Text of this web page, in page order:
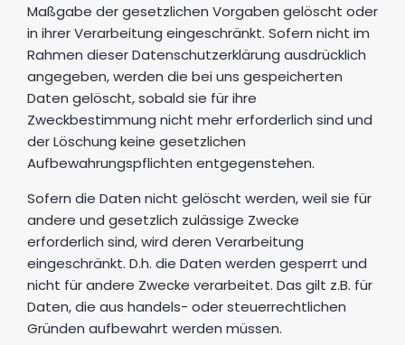
Maßgabe der gesetzlichen Vorgaben gelöscht oder
in ihrer Verarbeitung eingeschränkt. Sofern nicht im
Rahmen dieser Datenschutzerklärung ausdrücklich
angegeben, werden die bei uns gespeicherten
Daten gelöscht, sobald sie für ihre
Zweckbestimmung nicht mehr erforderlich sind und
der Löschung keine gesetzlichen
Aufbewahrungspflichten entgegenstehen.
Sofern die Daten nicht gelöscht werden, weil sie für
andere und gesetzlich zulässige Zwecke
erforderlich sind, wird deren Verarbeitung
eingeschränkt. D.h. die Daten werden gesperrt und
nicht für andere Zwecke verarbeitet. Das gilt z.B. für
Daten, die aus handels- oder steuerrechtlichen
Gründen aufbewahrt werden müssen.